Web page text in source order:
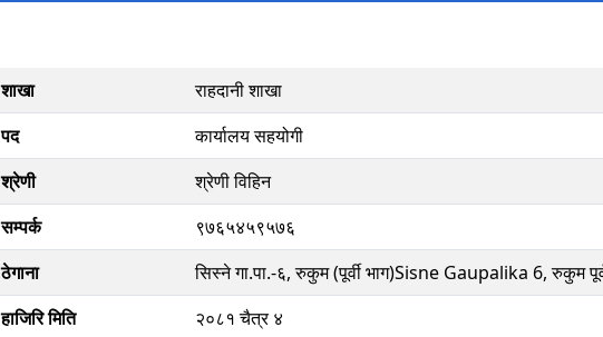
शाखा
राहदानी शाखा
पद
कार्यालय सहयोगी
श्रेणी
श्रेणी विहिन
सम्पर्क
९७६५४५९५७६
ठेगाना
सिस्ने गा.पा.-६, रुकुम (पूर्वी भाग)Sisne Gaupalika 6, रुकुम
हाजिरि मिति
२०८१ चैत्र ४